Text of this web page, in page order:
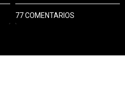
77 COMENTARIOS